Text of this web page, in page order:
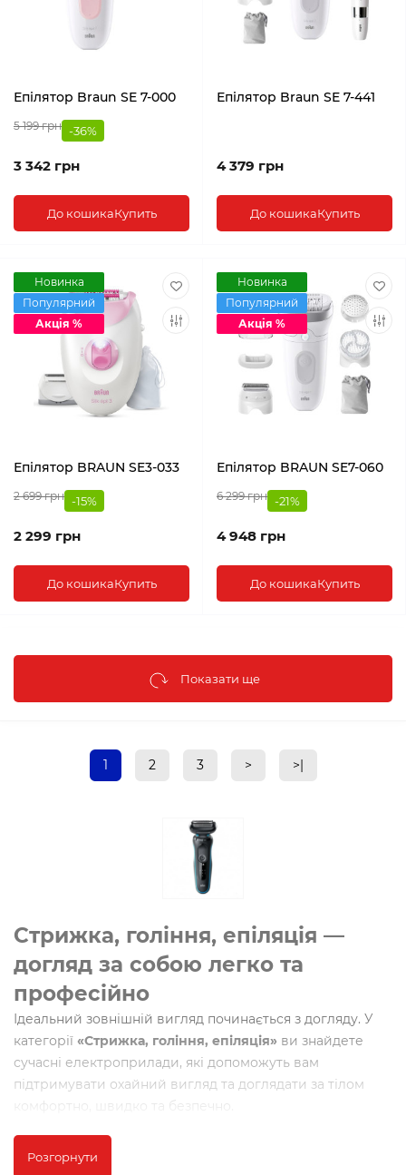
Епілятор Braun SE 7-000
5 199 грн -36%
3 342 грн
До кошикаКупить
Епілятор Braun SE 7-441
4 379 грн
До кошикаКупить
Новинка
Популярний
Акція %
Епілятор BRAUN SE3-033
2 699 грн -15%
2 299 грн
До кошикаКупить
Новинка
Популярний
Акція %
Епілятор BRAUN SE7-060
6 299 грн -21%
4 948 грн
До кошикаКупить
Показати ще
1 2 3 > >|
Стрижка, гоління, епіляція —
догляд за собою легко та
професійно
Ідеальний зовнішній вигляд починається з догляду. У
категорії «Стрижка, гоління, епіляція» ви знайдете
сучасні електроприлади, які допоможуть вам
підтримувати охайний вигляд та доглядати за тілом
комфортно, швидко та безпечно.
Що представлено у каталозі?
Розгорнути